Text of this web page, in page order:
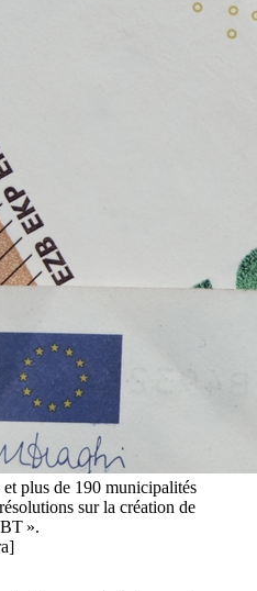
plus de 190 municipalités
sur la création de
».